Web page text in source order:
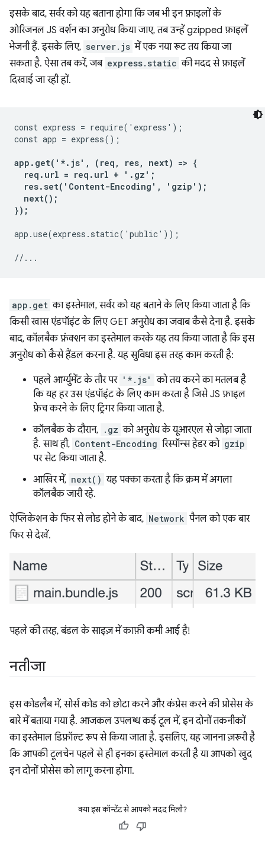
इसके बाद, सर्वर को यह बताना होगा कि जब भी इन फ़ाइलों के
ओरिजनल JS वर्शन का अनुरोध किया जाए, तब उन्हें gzipped फ़ाइलें
भेजनी हैं. इसके लिए, server.js में एक नया रूट तय किया जा
सकता है. ऐसा तब करें, जब express.static की मदद से फ़ाइलें
दिखाई जा रही हों.
const express = require('express');
const app = express();
app.get('*.js', (req, res, next) => {
  req.url = req.url + '.gz';
  res.set('Content-Encoding', 'gzip');
  next();
});
app.use(express.static('public'));
app.get का इस्तेमाल, सर्वर को यह बताने के लिए किया जाता है कि
किसी खास एंडपॉइंट के लिए GET अनुरोध का जवाब कैसे देना है. इसके
बाद, कॉलबैक फ़ंक्शन का इस्तेमाल करके यह तय किया जाता है कि इस
अनुरोध को कैसे हैंडल करना है. यह सुविधा इस तरह काम करती है:
पहले आर्ग्युमेंट के तौर पर '*.js' को तय करने का मतलब है
कि यह हर उस एंडपॉइंट के लिए काम करता है जिसे JS फ़ाइल
फ़ेच करने के लिए ट्रिगर किया जाता है.
कॉलबैक के दौरान, .gz को अनुरोध के यूआरएल से जोड़ा जाता
है. साथ ही, Content-Encoding रिस्पॉन्स हेडर को gzip
पर सेट किया जाता है.
आखिर में, next() यह पक्का करता है कि क्रम में अगला
कॉलबैक जारी रहे.
ऐप्लिकेशन के फिर से लोड होने के बाद, Network पैनल को एक बार
फिर से देखें.
पहले की तरह, बंडल के साइज़ में काफ़ी कमी आई है!
नतीजा
इस कोडलैब में, सोर्स कोड को छोटा करने और कंप्रेस करने की प्रोसेस के
बारे में बताया गया है. आजकल उपलब्ध कई टूल में, इन दोनों तकनीकों
का इस्तेमाल डिफ़ॉल्ट रूप से किया जाता है. इसलिए, यह जानना ज़रूरी है
कि आपकी टूलचेन पहले से ही इनका इस्तेमाल करती है या आपको खुद
इन दोनों प्रोसेस को लागू करना होगा.
क्या इस कॉन्टेंट से आपको मदद मिली?